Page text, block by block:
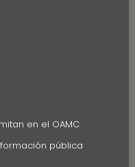
en el OAMC
pública